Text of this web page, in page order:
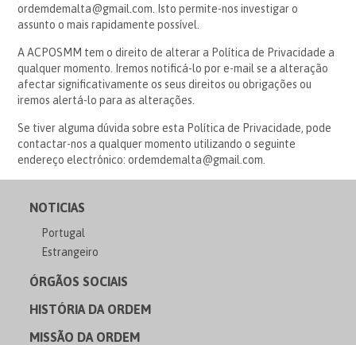
ordemdemalta@gmail.com. Isto permite-nos investigar o
assunto o mais rapidamente possível.
A ACPOSMM tem o direito de alterar a Política de Privacidade a
qualquer momento. Iremos notificá-lo por e-mail se a alteração
afectar significativamente os seus direitos ou obrigações ou
iremos alertá-lo para as alterações.
Se tiver alguma dúvida sobre esta Política de Privacidade, pode
contactar-nos a qualquer momento utilizando o seguinte
endereço electrónico: ordemdemalta@gmail.com.
NOTICIAS
Portugal
Estrangeiro
ÓRGÃOS SOCIAIS
HISTÓRIA DA ORDEM
MISSÃO DA ORDEM